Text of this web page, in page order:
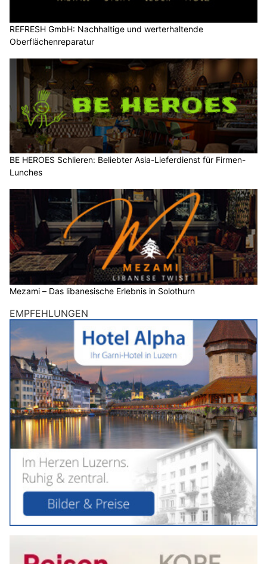
REFRESH GmbH: Nachhaltige und werterhaltende
Oberflächenreparatur
BE HEROES Schlieren: Beliebter Asia-Lieferdienst für Firmen-
Lunches
Mezami – Das libanesische Erlebnis in Solothurn
EMPFEHLUNGEN